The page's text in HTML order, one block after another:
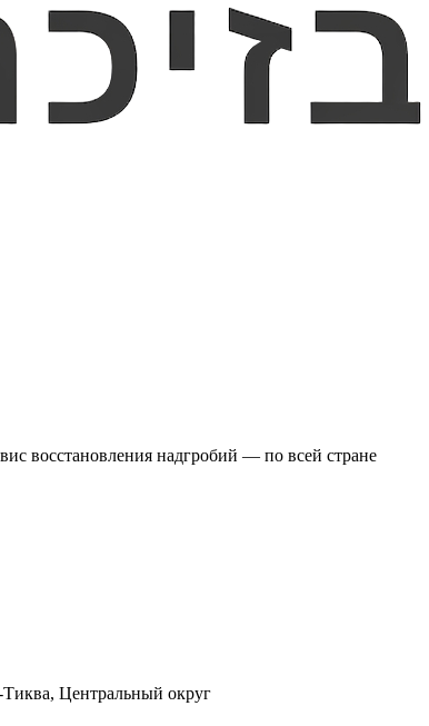
восстановления надгробий — по всей стране
Тиква, Центральный округ